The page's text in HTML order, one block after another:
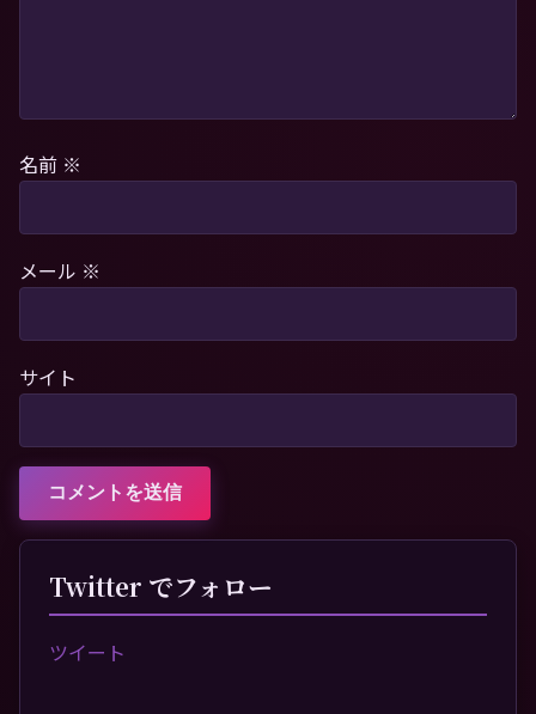
名前 ※
メール ※
サイト
Twitter でフォロー
ツイート